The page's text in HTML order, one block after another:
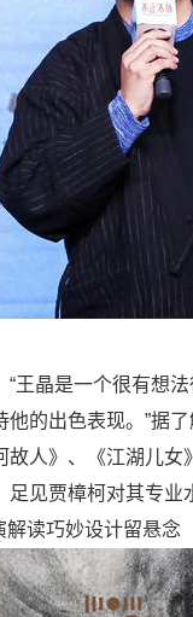
王晶是一个很有想
他的出色表现。”据
故人》、《江湖儿
见贾樟柯对其专业
解读巧妙设计留悬念